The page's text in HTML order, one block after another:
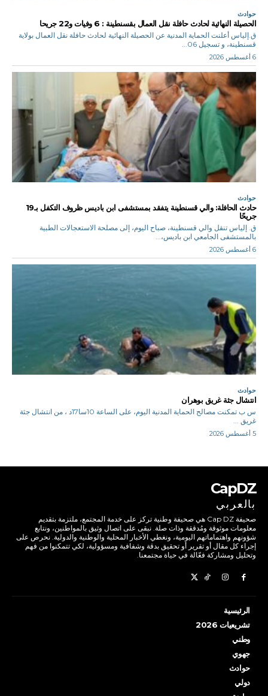
حوادث
الحصيلة النهائية لحادث حافلة نقل العمال بقسنطينة : 6 وفيات و22 جريحا
ق.إلياس أعلنت الحماية المدنية عن الحصيلة النهائية لحادث حافلة نقل العمال بولاية
قسنطينة، و تسجيل 06...
6 أغسطس 2026
حوادث
حادث الحافلة: والي قسنطينة يتفقد بمستشفى ابن باديس ظروف التكفل بـ19
جريحًا
ق. إلياس تنقل والي قسنطينة، صباح اليوم، إلى مصلحة الاستعجالات الطبية
بالمستشفى الجامعي ابن باديس،...
6 أغسطس 2026
حوادث
انتشال جثة غريق بوهران
س ب تمكنت مصالح الحماية المدنية اليوم، على الساعة 10سا17د ، من انتشال جثة
غريق ...
5 أغسطس 2026
CapDZ
بالعربي
صحيفة Cap DZ هي صحيفة وطنية تركز على خدمة المجتمع، ملتزمة بتقديم
معلومات موثوقة ومُدققة وذات صلة. نبقى على اتصال وثيق بالمواطنين، ونتابع
شؤونهم واهتماماتهم اليومية، ونغطي الأخبار المحلية والوطنية والدولية. نحرص على
إجراء كل مقال أو تقرير أو تحقيق بدقة وشفافية ومسؤولية، لكي تتمكنوا من فهم
وتحليل ومشاركة فعّالة في حياة مجتمعنا.
الرئيسية
تشريعيات 2026
وطني
جهوي
حوادث
دولي